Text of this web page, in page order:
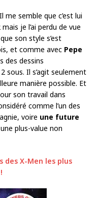
me semble que c’est lui
je l’ai perdu de vue
son style s’est
et comme avec Pepe
des dessins
sous. Il s’agit seulement
manière possible. Et
son travail dans
comme l’un des
voire une future
plus-value non
des X-Men les plus